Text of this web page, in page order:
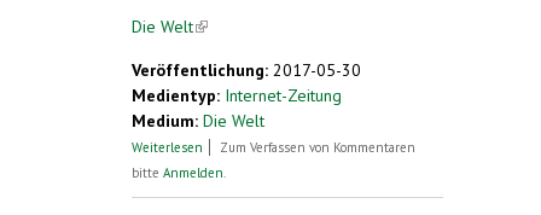
Die Welt(link is external)
Veröffentlichung: 2017-05-30
Medientyp: Internet-Zeitung
Medium: Die Welt
Weiterlesen über Esperanto-Bund fordert Sprach-Info
Zum Verfassen von Kommentaren
bitte Anmelden.